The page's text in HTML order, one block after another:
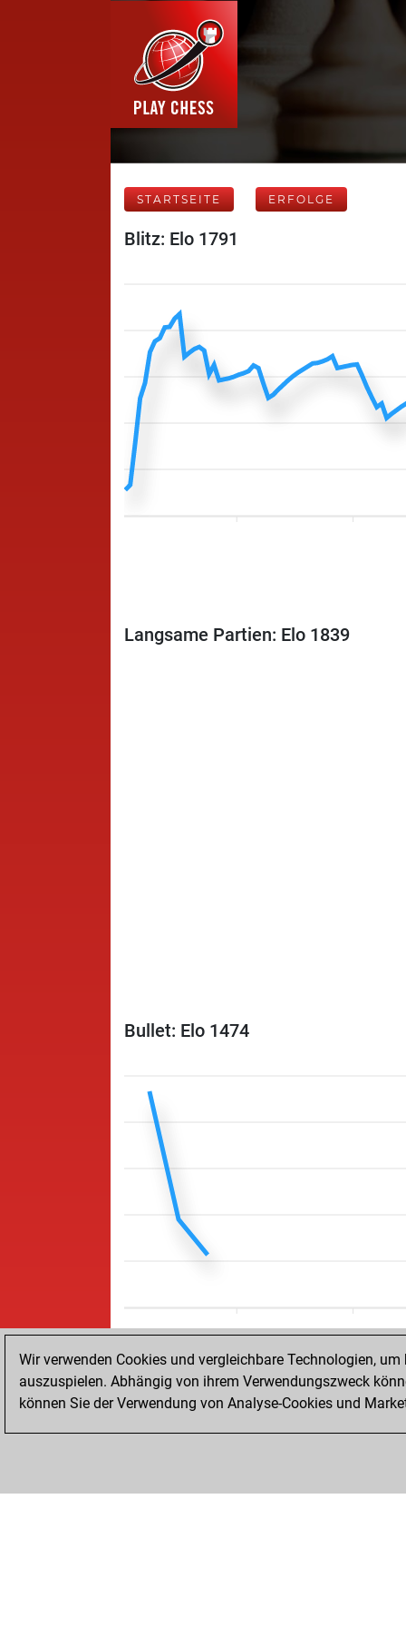
STARTSEITE ERFOLGE
Blitz: Elo 1791
Langsame Partien: Elo 1839
Bullet: Elo 1474
Wir verwenden Cookies und vergleichbare Technologien,
auszuspielen. Abhängig von ihrem Verwendungszweck
können Sie der Verwendung von Analyse-Cookies und